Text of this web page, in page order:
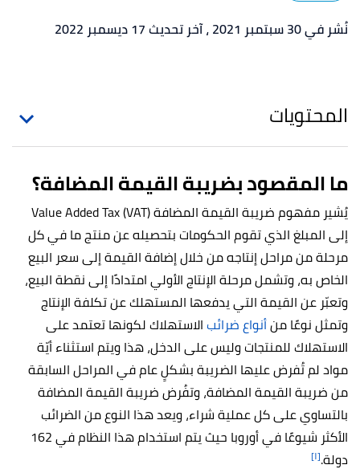
نُشر في 30 سبتمبر 2021
، آخر تحديث 17 ديسمبر 2022
المحتويات
ما المقصود بضريبة القيمة المضافة؟
يُشير مفهوم ضريبة القيمة المضافة Value Added Tax (VAT)
إلى المبلغ الذي تقوم الحكومات بتحصيله عن منتج ما في كل
مرحلة من مراحل إنتاجه من خلال إضافة القيمة إلى سعر البيع
الخاص به، وتشمل مرحلة الإنتاج الأولي امتدادًا إلى نقطة البيع،
وتعبّر عن القيمة التي يدفعها المستهلك عن تكلفة الإنتاج
وتمثل نوعًا منأنواع ضرائبالاستهلاك لكونها تعتمد على
الاستهلاك للمنتجات وليس على الدخل، هذا ويتم استثناء أيّة
مواد لم تُفرض عليها الضريبة بشكلٍ عام في المراحل السابقة
من ضريبة القيمة المضافة، وتفُرض ضريبة القيمة المضافة
بالتساوي على كل عملية شراء، ويعد هذا النوع من الضرائب
الأكثر شيوعًا في أوروبا حيث يتم استخدام هذا النظام في 162
دولة.[١]